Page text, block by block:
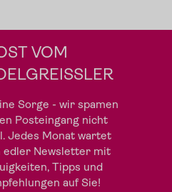
Gutscheine
VOM
Sorge - wir spamen
Posteingang nicht
Jedes Monat wartet
edler Newsletter mit
Tipps und
auf Sie!